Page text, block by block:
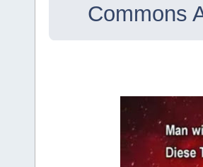
Commons